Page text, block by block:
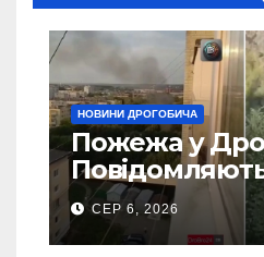
НОВИНИ ДРОГОБИЧА
Пожежа у
5 гаражів
СЕР 6, 2026